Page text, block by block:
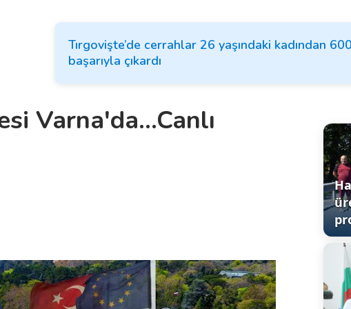
Tırgovişte’de cerrahlar 26 yaşındaki kadından
başarıyla çıkardı
Varna'da...Canlı